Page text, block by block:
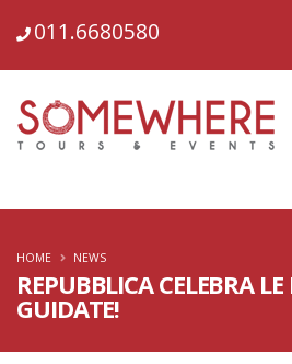
011.6680580
REPUBBLICA CELEBRA
GUIDATE!
HOME NEWS